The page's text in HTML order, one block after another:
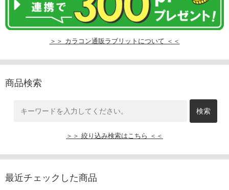
＞＞ カラコン通販ラブリットについて ＜＜
商品検索
＞＞ 絞り込み検索はこちら ＜＜
最近チェックした商品